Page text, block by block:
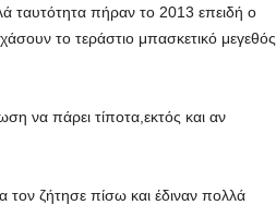
ταυτότητα πήραν το 2013 επειδή ο
το τεράστιο μπασκετικό μεγεθός
να πάρει τίποτα,εκτός και αν
τον ζήτησε πίσω και έδιναν πολλά